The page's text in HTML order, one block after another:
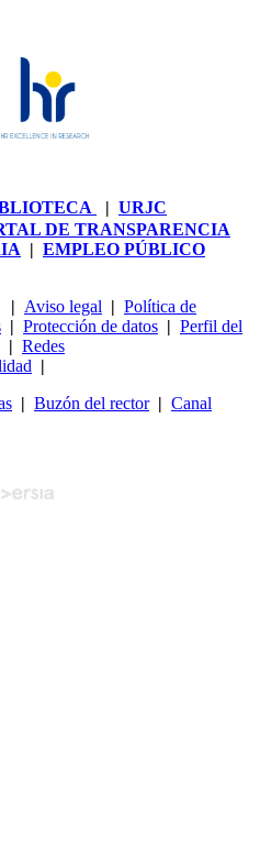
| URJC
DE TRANSPARENCIA
| EMPLEO PÚBLICO
| Aviso legal | Política de
| Protección de datos | Perfil del
| Redes
|
| Buzón del rector| Canal